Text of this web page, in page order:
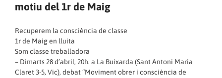
motiu del 1r de Maig
Recuperem la consciència de classe
1r de Maig en lluita
Som classe treballadora
– Dimarts 28 d’abril, 20h. a La Buixarda (Sant Antoni Maria
Claret 3-5, Vic), debat “Moviment obrer i consciència de